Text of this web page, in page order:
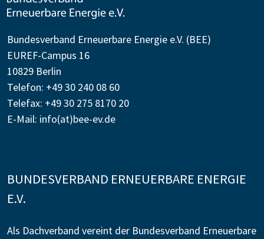
Bundesverband Erneuerbare Energie e.V. (BEE)
EUREF-Campus 16
10829 Berlin
Telefon: +49 30 240 08 60
Telefax: +49 30 275 8170 20
E-Mail: info(at)bee-ev.de
BUNDESVERBAND ERNEUERBARE ENERGIE
E.V.
Als Dachverband vereint der Bundesverband Erneuerbare